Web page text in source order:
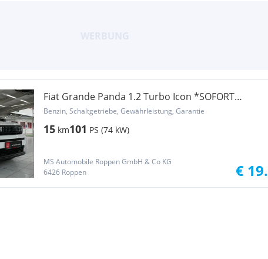
Fiat Grande Panda 1.2 Turbo Icon *SOFORT
VERFÜGBAR*
Benzin, Schaltgetriebe, Gewährleistung, Garantie
15 km101 PS (74 kW)
MS Automobile Roppen GmbH & Co KG
6426 Roppen
€